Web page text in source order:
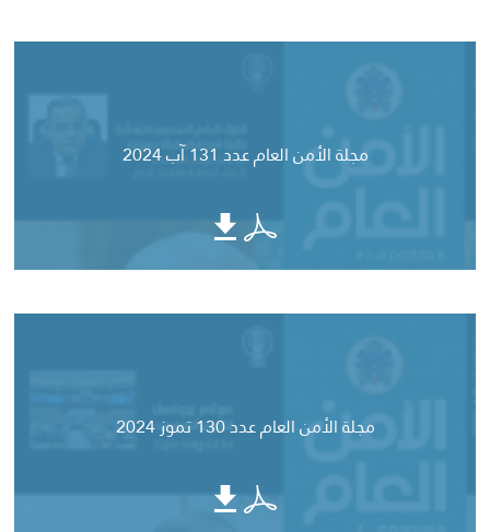
مجلة الأمن العام عدد 131 آب 2024
مجلة الأمن العام عدد 130 تموز 2024